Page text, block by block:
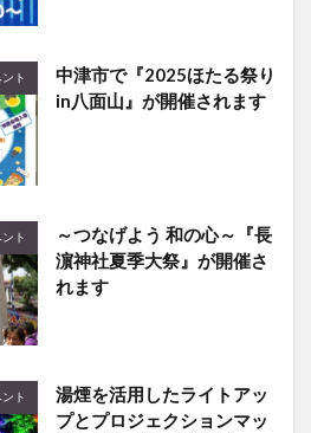
ト
中津市で『2025ほたる祭り
in八面山』が開催されます
ト
～つなげよう 和の心～『長
濵神社夏季大祭』が開催さ
れます
ト
湯煙を活⽤したライトアッ
プとプロジェクションマッ